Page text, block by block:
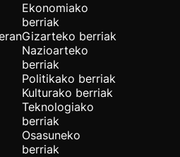
Ekonomiako
berriak
Gizarteko berriak
Nazioarteko
berriak
Politikako berriak
Kulturako berriak
Teknologiako
berriak
Osasuneko
berriak